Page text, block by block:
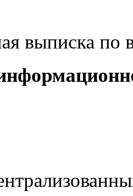
выписка